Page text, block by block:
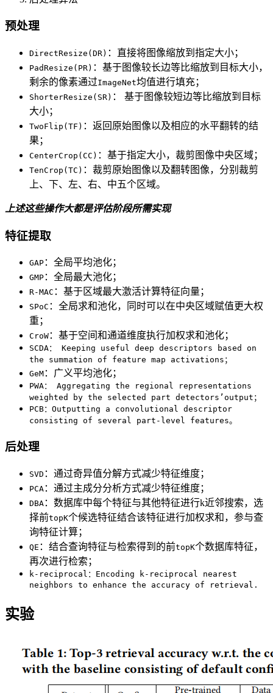
预处理
DirectResize(DR) ：直接将图像缩放到指定大小；
PadResize(PR) ：基于图像较长边等比缩放到目标大小，
剩余的像素通过ImageNet均值进行填充；
ShorterResize(SR) ： 基于图像较短边等比缩放到目标
大小；
TwoFlip(TF) ：返回原始图像以及相应的水平翻转的结
果；
CenterCrop(CC) ：基于指定大小，裁剪图像中央区域；
TenCrop(TC) ：裁剪原始图像以及翻转图像，分别裁剪
上、下、左、右、中五个区域。
上述这些操作大都是评估阶段所需实现
特征提取
GAP ：全局平均池化；
GMP ：全局最大池化；
R-MAC ：基于区域最大激活计算特征向量；
SPoC ：全局求和池化，同时可以在中央区域赋值更大权
重；
CroW ：基于空间和通道维度执行加权求和池化；
SCDA： Keeping useful deep descriptors based on
the summation of feature map activations；
GeM ：广义平均池化；
PWA： Aggregating the regional representations
weighted by the selected part detectors’output；
PCB：Outputting a convolutional descriptor
consisting of several part-level features。
后处理
SVD ：通过奇异值分解方式减少特征维度；
PCA ：通过主成分分析方式减少特征维度；
DBA ：数据库中每个特征与其他特征进行k近邻搜索，选
择前topK个候选特征结合该特征进行加权求和，参与查
询特征计算；
QE ：结合查询特征与检索得到的前topK个数据库特征，
再次进行检索；
k-reciprocal：Encoding k-reciprocal nearest
neighbors to enhance the accuracy of retrieval.
实验